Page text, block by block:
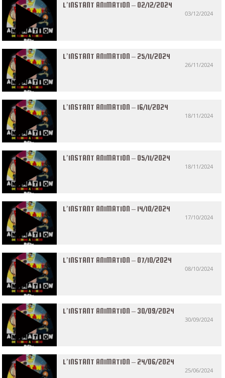
L’INSTANT ANIMATION – 02/12/2024
03/12/2024
L’INSTANT ANIMATION – 25/11/2024
26/11/2024
L’INSTANT ANIMATION – 16/11/2024
18/11/2024
L’INSTANT ANIMATION – 05/11/2024
18/11/2024
L’INSTANT ANIMATION – 14/10/2024
17/10/2024
L’INSTANT ANIMATION – 07/10/2024
08/10/2024
L’INSTANT ANIMATION – 30/09/2024
30/09/2024
L’INSTANT ANIMATION – 24/06/2024
25/06/2024